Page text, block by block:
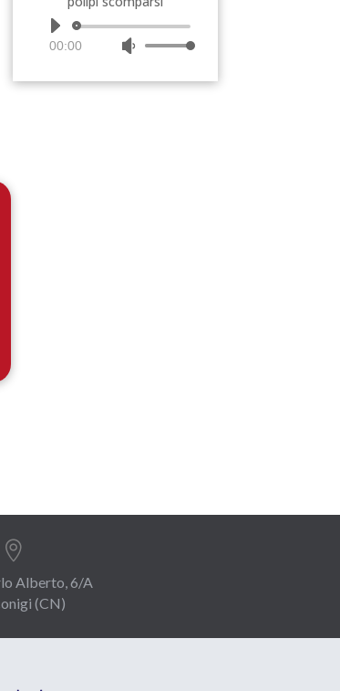
Audio
Player
00:00
Usa
tasti

Alberto, 6/A
(CN)